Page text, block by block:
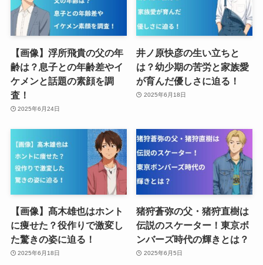
【画像】浮所飛貴の父の年
齢は？息子との年齢差やイ
ケメンと話題の素顔を調
査！
2025年6月24日
井ノ原快彦の生い立ちと
は？幼少期の苦労と家族愛
が育んだ優しさに迫る！
2025年6月18日
【画像】髙木雄也はホント
に痩せた？役作りで激変し
た驚きの姿に迫る！
2025年6月18日
猪狩蒼弥の父・猪狩直樹は
伝説のスケーター！東京ボ
ンバーズ時代の輝きとは？
2025年6月5日